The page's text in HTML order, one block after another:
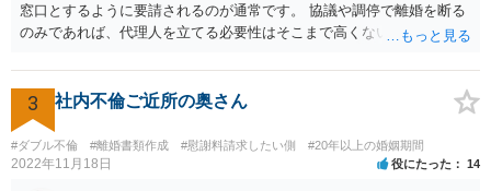
窓口とするように要請されるのが通常です。 協議や調停で離婚を断る
のみであれば、代理人を立てる必要性はそこまで高くないようにも思
姻費用についてもまとまっていない状況である場合には代理人を立て
ることが適切かも知れません。 依頼するかどうかの検討も含め、お近
くの弁護士へ相談はされてみると良いと考えます。
3 社内不倫ご近所の奥さん
#ダブル不倫 #離婚書類作成 #慰謝料請求したい側 #20年以上の婚姻期間
2022年11月18日 役にたった 14